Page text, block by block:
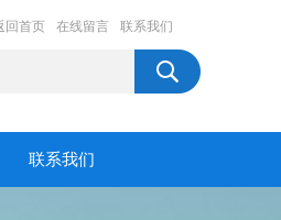
回首页 在线留言 联系我们
联系我们